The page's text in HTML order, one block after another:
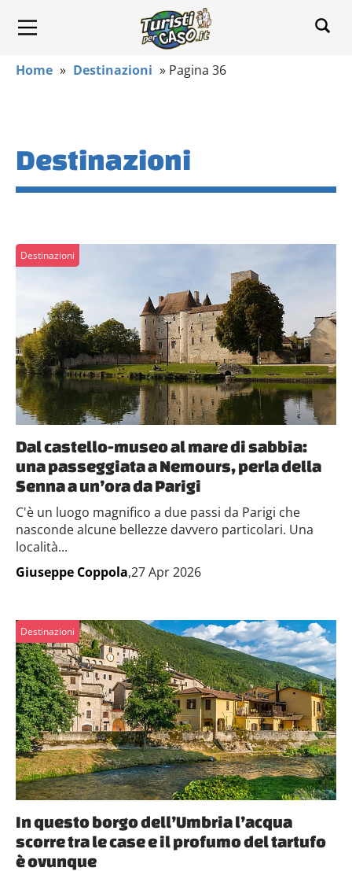
Home » Destinazioni » Pagina 36
Destinazioni
Destinazioni
Dal castello-museo al mare di sabbia:
una passeggiata a Nemours, perla della
Senna a un’ora da Parigi
C'è un luogo magnifico a due passi da Parigi che
nasconde alcune bellezze davvero particolari. Una
località...
Giuseppe Coppola,27 Apr 2026
Destinazioni
In questo borgo dell’Umbria l’acqua
scorre tra le case e il profumo del tartufo
è ovunque